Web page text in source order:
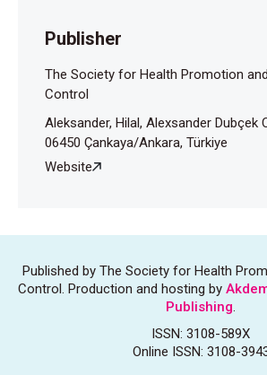
Publisher
The Society for Health Promotion
Control
Aleksander, Hilal, Alexsander Dubçek
06450 Çankaya/Ankara, Türkiye
Website
Published by The Society for Health
Control. Production and hosting by
Publishing.
ISSN: 3108-589X
Online ISSN: 3108-